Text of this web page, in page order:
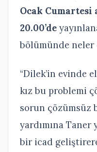
Ocak Cumartesi
20.00’de
bölümünde neler
“Dilek’in evinde
kız bu problemi
sorun çözümsüz
yardımına
bir icad